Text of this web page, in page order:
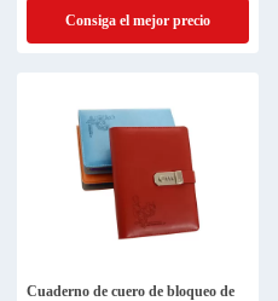
Reglado clásico Cuaderno con
plumaConsiga el mejor precio
Cuaderno de cuero de bloqueo de